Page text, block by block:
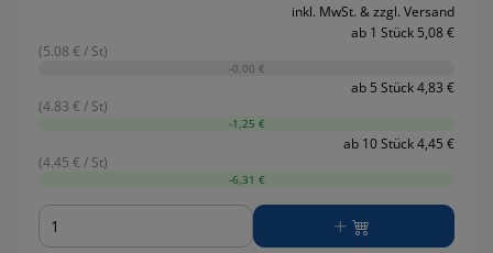
inkl. MwSt. & zzgl. Versand
ab 1 Stück 5,08 €
(5.08 € / St)
-0,00 €
ab 5 Stück 4,83 €
(4.83 € / St)
-1,25 €
ab 10 Stück 4,45 €
(4.45 € / St)
-6,31 €
Menge